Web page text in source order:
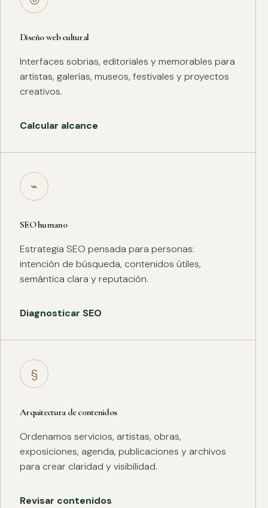
Diseño web cultural
Interfaces sobrias, editoriales y memorables para
artistas, galerías, museos, festivales y proyectos
creativos.
Calcular alcance
⌁
SEO humano
Estrategia SEO pensada para personas:
intención de búsqueda, contenidos útiles,
semántica clara y reputación.
Diagnosticar SEO
§
Arquitectura de contenidos
Ordenamos servicios, artistas, obras,
exposiciones, agenda, publicaciones y archivos
para crear claridad y visibilidad.
Revisar contenidos